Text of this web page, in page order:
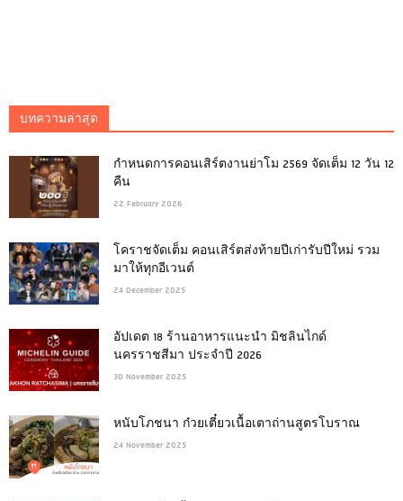
บทความล่าสุด
กำหนดการคอนเสิร์ตงานย่าโม 2569 จัดเต็ม 12 วัน 12
คืน
22 February 2026
โคราชจัดเต็ม คอนเสิร์ตส่งท้ายปีเก่ารับปีใหม่ รวม
มาให้ทุกอีเวนต์
24 December 2025
อัปเดต 18 ร้านอาหารแนะนำ มิชลินไกด์
นครราชสีมา ประจำปี 2026
30 November 2025
หนับโภชนา ก๋วยเตี๋ยวเนื้อเตาถ่านสูตรโบราณ
24 November 2025